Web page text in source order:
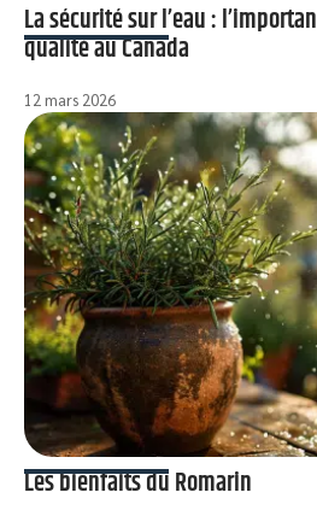
La sécurité sur l’eau :
qualité au Canada
12 mars 2026
Les bienfaits du Romarin